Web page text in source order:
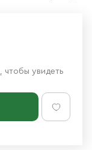
, чтобы увидеть